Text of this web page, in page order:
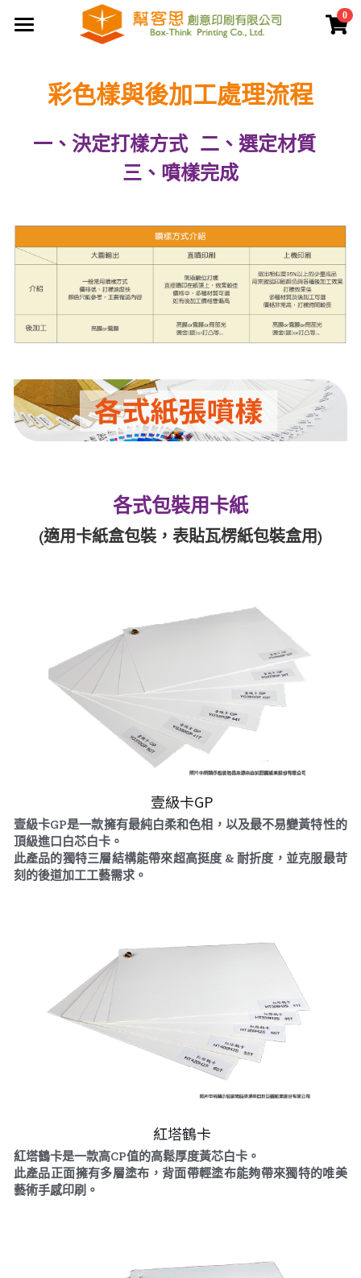
0
關於幫客思
結構設計打樣中心
陳列架包裝
貼紙印刷
聯盒打樣生產中心
檔案上傳區
常見問題
Line 即時客服
彩色樣與後加工處理流程
一、決定打樣方式   二、選定材質
三、噴樣完成
各式包裝用卡紙
(適用卡紙盒包裝，表貼瓦楞紙包裝盒用)
壹級卡GP
壹級卡GP是一款擁有最純白柔和色相，以及最不易變黃特性的
頂級進口白芯白卡。
此產品的獨特三層結構能帶來超高挺度 & 耐折度，並克服最苛
刻的後道加工工藝需求。
紅塔鶴卡
紅塔鶴卡是一款高CP值的高鬆厚度黃芯白卡。
此產品正面擁有多層塗布，背面帶輕塗布能夠帶來獨特的唯美
藝術手感印刷。
×
商品分類
夾鏈袋
公版掀蓋盒
公版派盒
公版酒盒
公版抽屜式提盒
公版T型提盒
素色系列公版盒